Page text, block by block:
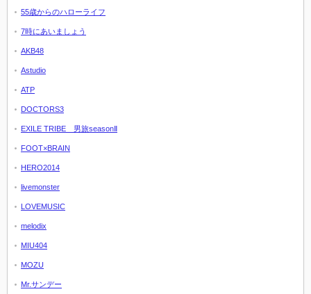
55歳からのハローライフ
7時にあいましょう
AKB48
Astudio
ATP
DOCTORS3
EXILE TRIBE 男旅seasonⅡ
FOOT×BRAIN
HERO2014
livemonster
LOVEMUSIC
melodix
MIU404
MOZU
Mr.サンデー